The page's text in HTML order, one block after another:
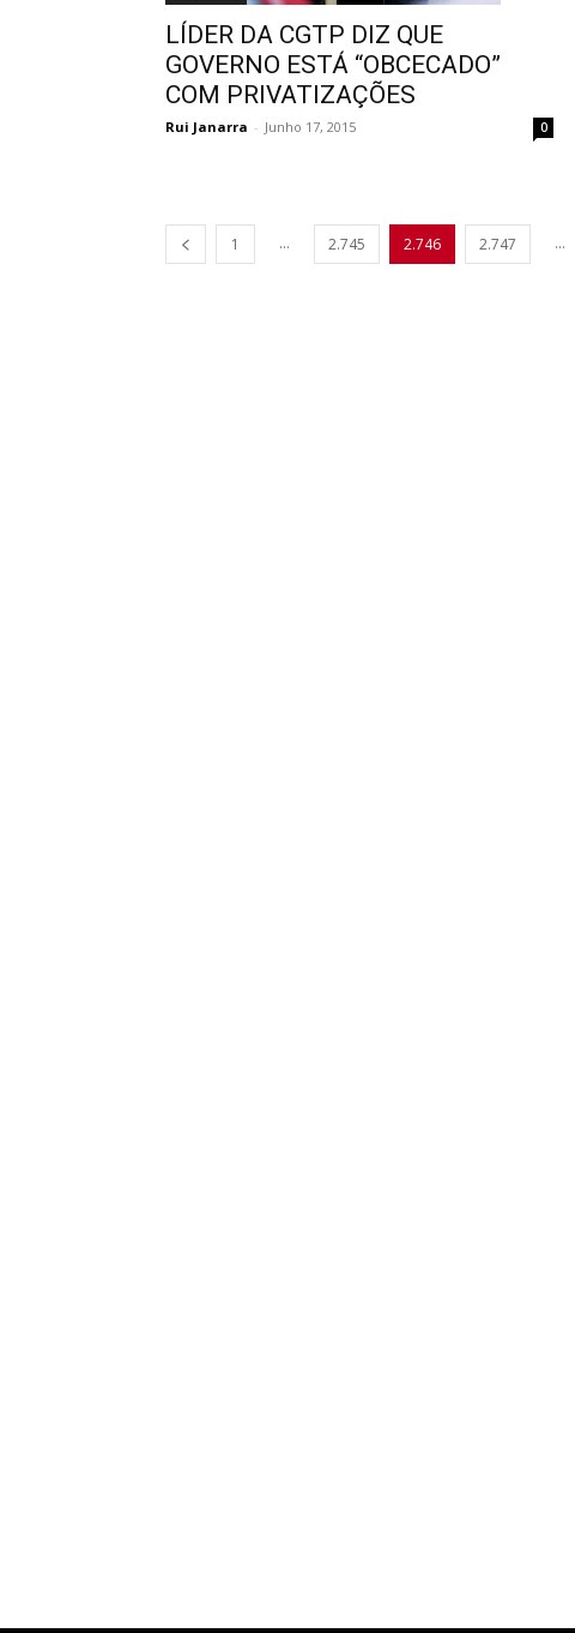
LÍDER DA CGTP DIZ QUE
GOVERNO ESTÁ “OBCECADO”
COM PRIVATIZAÇÕES
Rui Janarra - Junho 17, 2015 0
1 ... 2.745 2.746 2.747 ...